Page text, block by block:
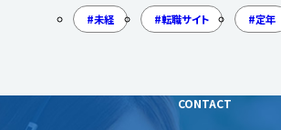
未経 転職サイト 定年
CONTACT